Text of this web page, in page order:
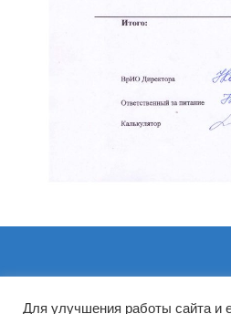
Архивы
Для улучшения работы сайта и